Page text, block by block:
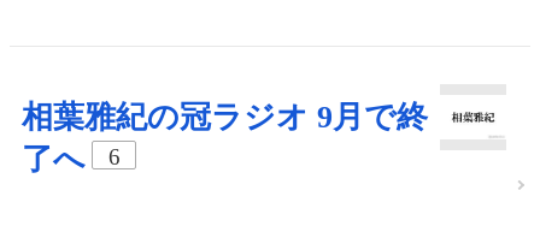
相葉雅紀の冠ラジオ 9月で終
了へ
6